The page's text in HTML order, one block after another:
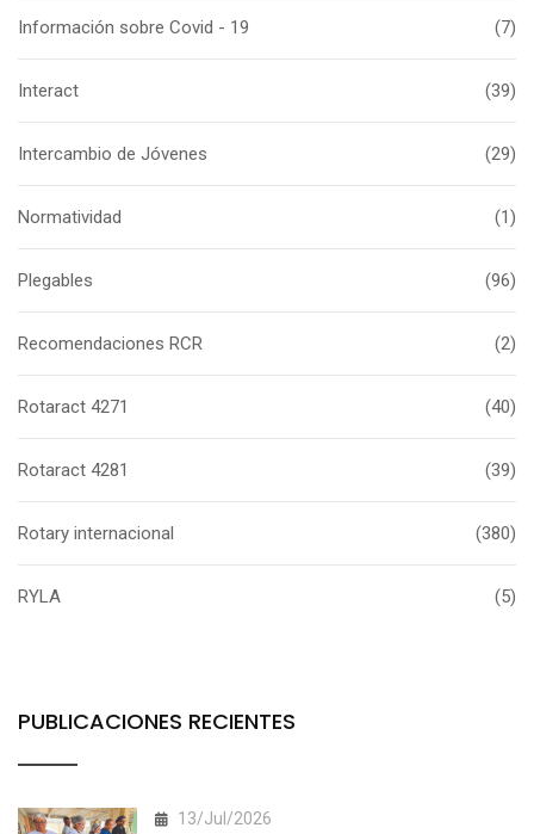
Información sobre Covid - 19 (7)
Interact (39)
Intercambio de Jóvenes (29)
Normatividad (1)
Plegables (96)
Recomendaciones RCR (2)
Rotaract 4271 (40)
Rotaract 4281 (39)
Rotary internacional (380)
RYLA (5)
PUBLICACIONES RECIENTES
13/Jul/2026